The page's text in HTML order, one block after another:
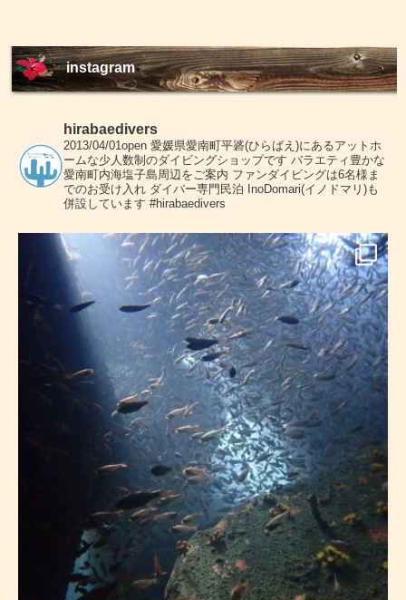
instagram
hirabaedivers
2013/04/01open 愛媛県愛南町平碆(ひらばえ)にあるアットホ
ームな少人数制のダイビングショップです バラエティ豊かな
愛南町内海塩子島周辺をご案内 ファンダイビングは6名様ま
でのお受け入れ ダイバー専門民泊 InoDomari(イノドマリ)も
併設しています #hirabaedivers